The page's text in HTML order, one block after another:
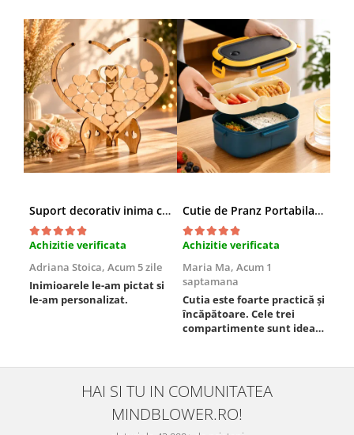
Suport decorativ inima cu mesaje, Cadou cu suflet
Achizitie verificata
Adriana Stoica, Acum 5 zile
Inimioarele le-am pictat si
le-am personalizat.
Cutie de Pranz Portabila cu Compartimente
Achizitie verificata
Maria Ma, Acum 1
saptamana
Cutia este foarte practică și
încăpătoare. Cele trei
compartimente sunt ideale
este sigură, fără scurgeri. O
folosesc aproape zilnic la
serviciu și sunt foarte
mulțumită.
HAI SI TU IN COMUNITATEA
MINDBLOWER.RO!